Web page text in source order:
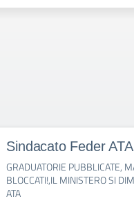
Sindacato Feder ATA
GRADUATORIE PUBBLICATE,
BLOCCATI!,IL MINISTERO SI
ATA